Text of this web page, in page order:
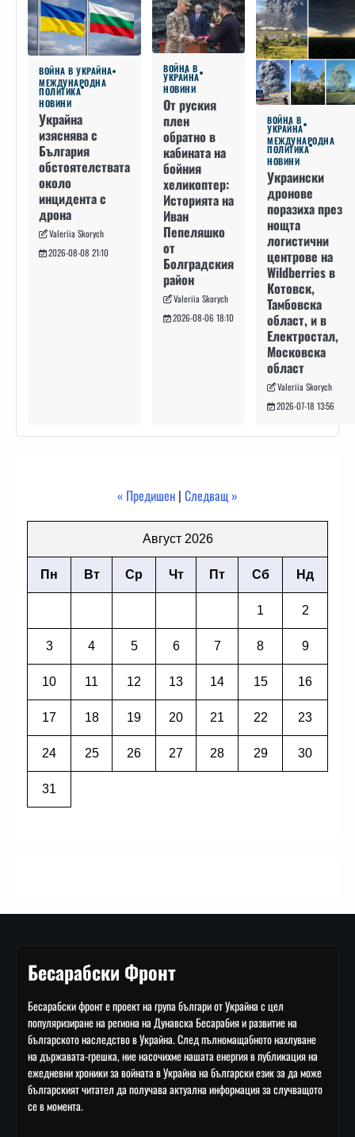
ВОЙНА В УКРАЙНА
МЕЖДУНАРОДНА
ПОЛИТИКА
НОВИНИ
Украйна
изяснява с
България
обстоятелствата
около
инцидента с
дрона
Valeriia Skorych
2026-08-08 21:10
ВОЙНА В
УКРАЙНА
НОВИНИ
От руския
плен
обратно в
кабината на
бойния
хеликоптер:
Историята на
Иван
Пепеляшко
от
Болградския
район
Valeriia Skorych
2026-08-06 18:10
ВОЙНА В
УКРАЙНА
МЕЖДУНАРОДНА
ПОЛИТИКА
НОВИНИ
Украински
дронове
поразиха през
нощта
логистични
центрове на
Wildberries в
Котовск,
Тамбовска
област, и в
Електростал,
Московска
област
Valeriia Skorych
2026-07-18 13:56
« Предишен | Следващ »
Август 2026
Пн Вт Ср Чт Пт Сб Нд
1 2
3 4 5 6 7 8 9
10 11 12 13 14 15 16
17 18 19 20 21 22 23
24 25 26 27 28 29 30
31
Бесарабски Фронт
Бесарабски фронт е проект на група българи от Украйна с цел
популяризиране на региона на Дунавска Бесарабия и развитие на
българското наследство в Украйна. След пълномащабното нахлуване
на държавата-грешка, ние насочихме нашата енергия в публикация на
ежедневни хроники за войната в Украйна на български език за да може
българският читател да получава актуална информация за случващото
се в момента.